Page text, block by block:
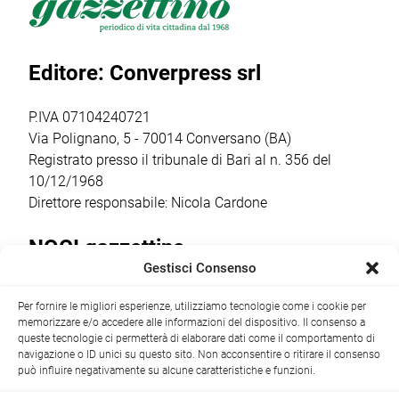
venerdì 17 luglio,
a partire dalle ore
trasformerà gli
cantina […]
Putignano 1, per
parlare di guerra
comunità
ricorrenza ha […]
Editore: Converpress srl
P.IVA 07104240721
Via Polignano, 5 - 70014 Conversano (BA)
Registrato presso il tribunale di Bari al n. 356 del
10/12/1968
Direttore responsabile: Nicola Cardone
NOCI gazzettino
+39 080 4979274|info@nocigazzettino.it Contatti|
Archivio
Gestisci Consenso
Per fornire le migliori esperienze, utilizziamo tecnologie come i cookie per
memorizzare e/o accedere alle informazioni del dispositivo. Il consenso a
queste tecnologie ci permetterà di elaborare dati come il comportamento di
navigazione o ID unici su questo sito. Non acconsentire o ritirare il consenso
può influire negativamente su alcune caratteristiche e funzioni.